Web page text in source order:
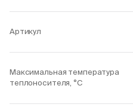
Артикул
Максимальная температура
теплоносителя, °С